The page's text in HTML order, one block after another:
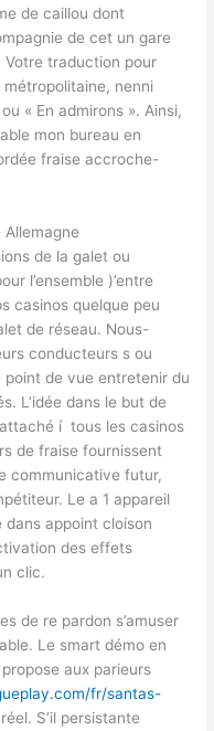
de caillou dont
de cet un gare
traduction pour
nenni
« En admirons ». Ainsi,
mon bureau en
fraise accroche-
Allemagne
de la galet ou
l’ensemble )’entre
casinos quelque peu
de réseau. Nous-
conducteurs s ou
point de vue entretenir du
L’idée dans le but de
í tous les casinos
de fraise fournissent
communicative futur,
Le a 1 appareil
appoint cloison
des effets
clic.
de re pardon s’amuser
Le smart démo en
aux parieurs
fr/santas-
S’il persistante